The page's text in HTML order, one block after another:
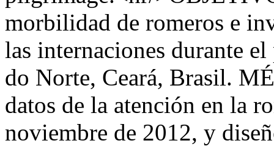
morbilidad de romeros e
las internaciones durante
do Norte, Ceará, Brasil.
datos de la atención en la
noviembre de 2012, y